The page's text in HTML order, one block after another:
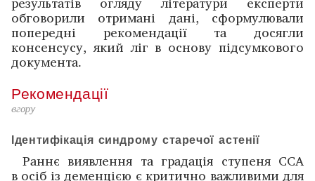
обговорили отримані дані, сформулювали
попередні рекомендації та досягли
консенсусу, який ліг в основу підсумкового
документа.
Рекомендації
вгору
Ідентифікація синдрому старечої астенії
Раннє виявлення та градація ступеня ССА
в осіб із деменцією є критично важливими для